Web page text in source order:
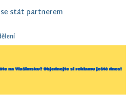
stát partnerem